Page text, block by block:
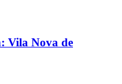
Vila Nova de